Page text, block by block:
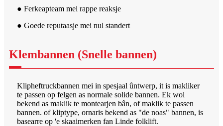
● Ferkeapteam mei rappe reaksje
● Goede reputaasje mei nul standert
Klembannen (Snelle bannen)
Klipheftruckbannen mei in spesjaal ûntwerp, it is makliker
te passen op felgen as normale solide bannen. Ek wol
bekend as maklik te montearjen bân, of maklik te passen
bannen. of kliptype, ornaris bekend as "de noas" bannen, is
basearre op 'e skaaimerken fan Linde folklift.